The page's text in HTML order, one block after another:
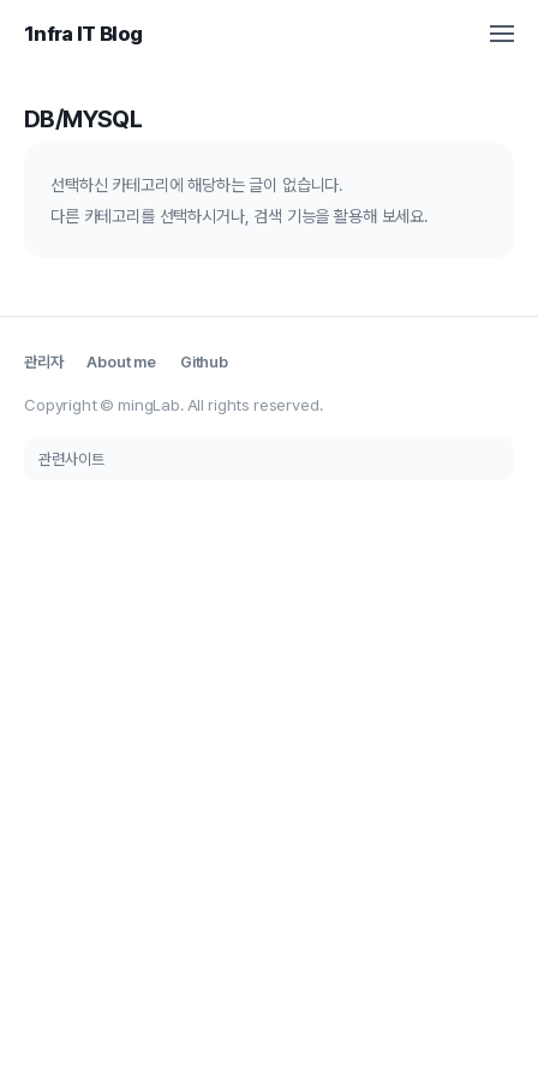
1nfra IT Blog
DB/MYSQL
선택하신 카테고리에 해당하는 글이 없습니다.
다른 카테고리를 선택하시거나, 검색 기능을 활용해 보세요.
관리자 About me Github
Copyright © mingLab. All rights reserved.
관련사이트